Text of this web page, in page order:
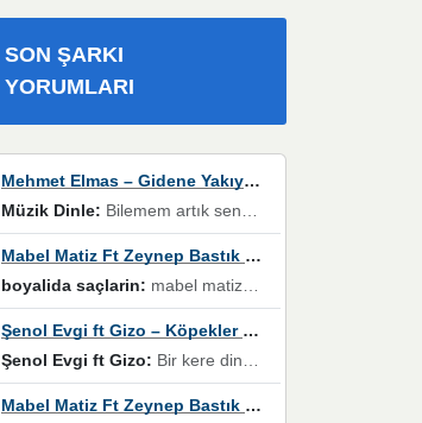
SON ŞARKI
YORUMLARI
Mehmet Elmas – Gidene Yakıyorum
Müzik Dinle: Bilemem artık senden bir şans daha / Düştüğün zaman ben olmayacağım yanında” dizeleri, artık geçmişin tekrarına izin verilmeyeceğini, kişisel sınırların çizildiğini gösteriyor.
Mabel Matiz Ft Zeynep Bastık – Saçların
boyalida saçlarin: mabel matiz'in maya albümünde yer alan güzellerden. parça da şarkı hani! müzikal altyapısına vurulduğum, sözlerinde kaybolduğum bir parça olmuş.
Şenol Evgi ft Gizo – Köpekler Tanımadıklarına havlar
Şenol Evgi ft Gizo: Bir kere dinlememe rağmen kulaklardan gitmiyor sen sen sen sen kurban ol sen sen sen sen hayran ol yükses ses müzik dinleme sebebisiniz canlar bomba gibi patladınız maşallah
Mabel Matiz Ft Zeynep Bastık – Saçların